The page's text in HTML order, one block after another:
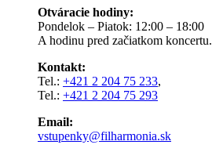
Otváracie hodiny:
Pondelok – Piatok: 12:00 – 18:00
A hodinu pred začiatkom koncertu.
Kontakt:
Tel.: +421 2 204 75 233,
Tel.: +421 2 204 75 293
Email:
vstupenky@filharmonia.sk